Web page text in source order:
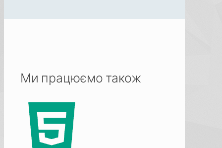
Ми працюємо також